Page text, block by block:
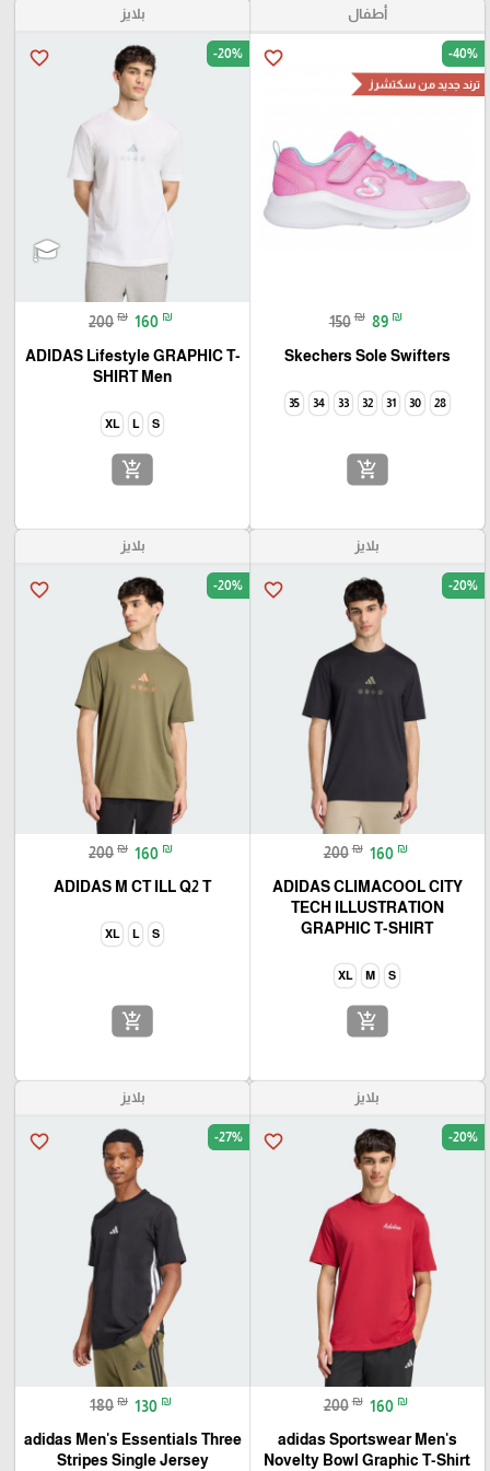
أطفال
favorite_border -40%
ترند جديد من سكتشرز
150 ₪ 89 ₪
Skechers Sole Swifters
28
30
31
32
33
34
35
add_shopping_cart
بلايز
favorite_border -20%
200 ₪ 160 ₪
ADIDAS Lifestyle GRAPHIC T-
SHIRT Men
S
L
XL
add_shopping_cart
بلايز
favorite_border -20%
200 ₪ 160 ₪
ADIDAS CLIMACOOL CITY
TECH ILLUSTRATION
GRAPHIC T-SHIRT
S
M
XL
add_shopping_cart
بلايز
favorite_border -20%
200 ₪ 160 ₪
ADIDAS M CT ILL Q2 T
S
L
XL
add_shopping_cart
بلايز
favorite_border -20%
200 ₪ 160 ₪
adidas Sportswear Men's
Novelty Bowl Graphic T-Shirt
بلايز
favorite_border -27%
180 ₪ 130 ₪
adidas Men's Essentials Three
Stripes Single Jersey